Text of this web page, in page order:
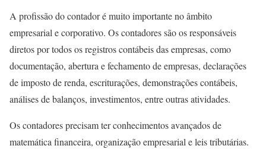
A profissão do contador é muito importante no âmbito
empresarial e corporativo. Os contadores são os responsáveis
diretos por todos os registros contábeis das empresas, como
documentação, abertura e fechamento de empresas, declarações
de imposto de renda, escriturações, demonstrações contábeis,
análises de balanços, investimentos, entre outras atividades.
Os contadores precisam ter conhecimentos avançados de
matemática financeira, organização empresarial e leis tributárias.